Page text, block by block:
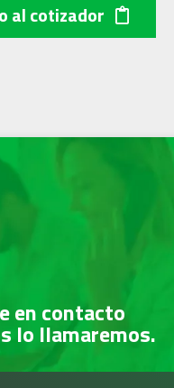
al cotizador
en contacto
lo llamaremos.